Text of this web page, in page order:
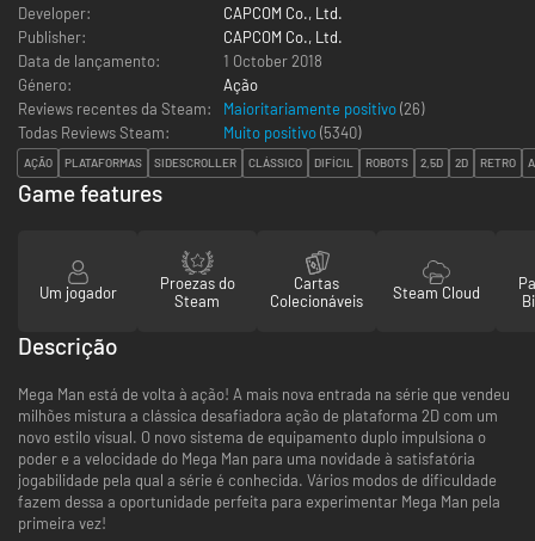
Developer:
CAPCOM Co., Ltd.
Publisher:
CAPCOM Co., Ltd.
Data de lançamento:
1 October 2018
Género:
Ação
Reviews recentes da Steam:
Maioritariamente positivo(26)
Todas Reviews Steam:
Muito positivo(5340)
AÇÃO PLATAFORMAS SIDESCROLLER CLÁSSICO DIFÍCIL ROBOTS 2,5D 2D RETRO
Game features
Um jogador
Proezas do
Steam
Cartas
Colecionáveis
Steam Cloud
Descrição
Mega Man está de volta à ação! A mais nova entrada na série que vendeu
milhões mistura a clássica desafiadora ação de plataforma 2D com um
novo estilo visual. O novo sistema de equipamento duplo impulsiona o
poder e a velocidade do Mega Man para uma novidade à satisfatória
jogabilidade pela qual a série é conhecida. Vários modos de dificuldade
fazem dessa a oportunidade perfeita para experimentar Mega Man pela
primeira vez!